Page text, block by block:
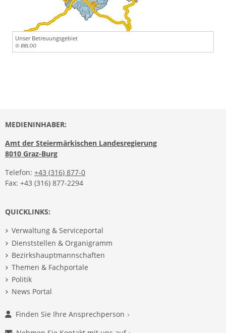
Unser Betreuungsgebiet
© BBLOO
MEDIENINHABER:
Amt der Steiermärkischen Landesregierung
8010 Graz-Burg
Telefon: +43 (316) 877-0
Fax: +43 (316) 877-2294
QUICKLINKS:
Verwaltung & Serviceportal
Dienststellen & Organigramm
Bezirkshauptmannschaften
Themen & Fachportale
Politik
News Portal
Finden Sie Ihre Ansprechperson